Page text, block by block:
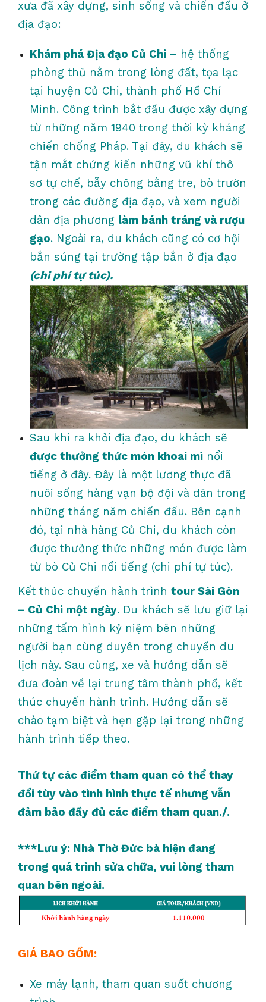
xưa đã xây dựng, sinh sống và chiến đấu ở
địa đạo:
Khám phá Địa đạo Củ Chi – hệ thống
phòng thủ nằm trong lòng đất, tọa lạc
tại huyện Củ Chi, thành phố Hồ Chí
Minh. Công trình bắt đầu được xây dựng
từ những năm 1940 trong thời kỳ kháng
chiến chống Pháp. Tại đây, du khách sẽ
tận mắt chứng kiến những vũ khí thô
sơ tự chế, bẫy chông bằng tre, bò trườn
trong các đường địa đạo, và xem người
dân địa phương làm bánh tráng và rượu
gạo. Ngoài ra, du khách cũng có cơ hội
bắn súng tại trường tập bắn ở địa đạo
(chi phí tự túc).
Sau khi ra khỏi địa đạo, du khách sẽ
được thưởng thức món khoai mì nổi
tiếng ở đây. Đây là một lương thực đã
nuôi sống hàng vạn bộ đội và dân trong
những tháng năm chiến đấu. Bên cạnh
đó, tại nhà hàng Củ Chi, du khách còn
được thưởng thức những món được làm
từ bò Củ Chi nổi tiếng (chi phí tự túc).
Kết thúc chuyến hành trình tour Sài Gòn
– Củ Chi một ngày. Du khách sẽ lưu giữ lại
những tấm hình kỷ niệm bên những
người bạn cùng duyên trong chuyến du
lịch này. Sau cùng, xe và hướng dẫn sẽ
đưa đoàn về lại trung tâm thành phố, kết
thúc chuyến hành trình. Hướng dẫn sẽ
chào tạm biệt và hẹn gặp lại trong những
hành trình tiếp theo.
Thứ tự các điểm tham quan có thể thay
đổi tùy vào tình hình thực tế nhưng vẫn
đảm bảo đầy đủ các điểm tham quan./.
***Lưu ý: Nhà Thờ Đức bà hiện đang
trong quá trình sửa chữa, vui lòng tham
quan bên ngoài.
GIÁ BAO GỒM:
Xe máy lạnh, tham quan suốt chương